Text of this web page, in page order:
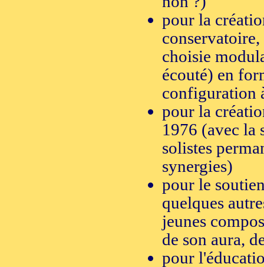
pour la
choisie
écouté) en
configuration
pour la
1976 (avec la
solistes
synergies)
pour le
quelques
jeunes
de son aura,
pour